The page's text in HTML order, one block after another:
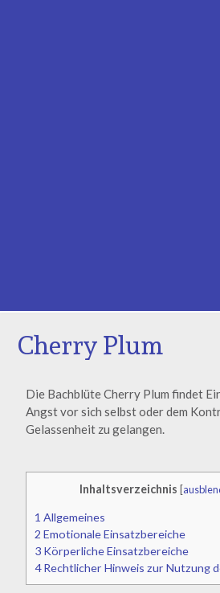
Cherry Plum
Die Bachblüte Cherry Plum findet
Angst vor sich selbst oder dem
Gelassenheit zu gelangen.
Inhaltsverzeichnis [
1 Allgemeines
2 Emotionale Einsatzbereiche
3 Körperliche Einsatzbereiche
4Rechtlicher Hinweis zur Nutzung